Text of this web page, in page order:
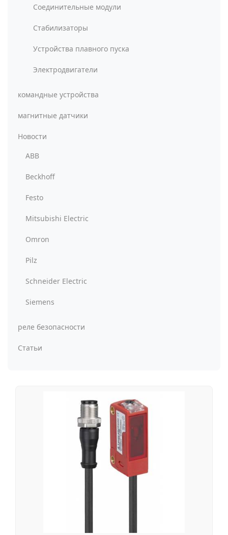
Соединительные модули
Стабилизаторы
Устройства плавного пуска
Электродвигатели
командные устройства
магнитные датчики
Новости
ABB
Beckhoff
Festo
Mitsubishi Electric
Omron
Pilz
Schneider Electric
Siemens
реле безопасности
Статьи